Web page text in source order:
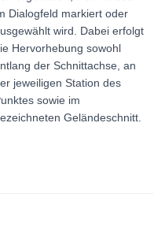
Dialogfeld markiert oder
wird. Dabei erfolgt
Hervorhebung sowohl
der Schnittachse, an
jeweiligen Station des
sowie im
Geländeschnitt.